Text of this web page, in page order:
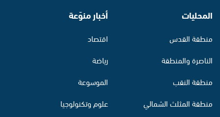
المحليات
منطقة القدس
الناصرة والمنطقة
منطقة النقب
منطقة المثلث الشمالي
أخبار منوّعة
اقتصاد
رياضة
الموسوعة
علوم وتكنولوجيا